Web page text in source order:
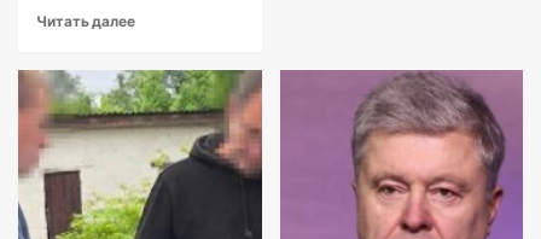
Читать далее